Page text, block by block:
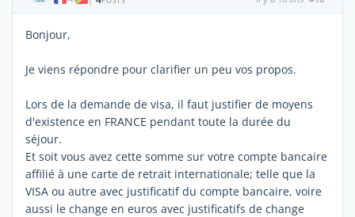
Bonjour,
Je viens répondre pour clarifier un peu vos propos.
Lors de la demande de visa, il faut justifier de moyens
d'existence en FRANCE pendant toute la durée du
séjour.
Et soit vous avez cette somme sur votre compte bancaire
affilié à une carte de retrait internationale; telle que la
VISA ou autre avec justificatif du compte bancaire, voire
aussi le change en euros avec justificatifs de change